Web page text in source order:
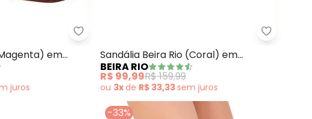
(Magenta) em SistéticoVizzano - Sandália Vizzano (Magenta) em
em
juros
Beira Rio
Sandália Beira Rio (Coral) em
Sintético
BEIRA RIO
R$ 99,99R$ 159,99
ou 3xde R$ 33,33sem juros
-33%